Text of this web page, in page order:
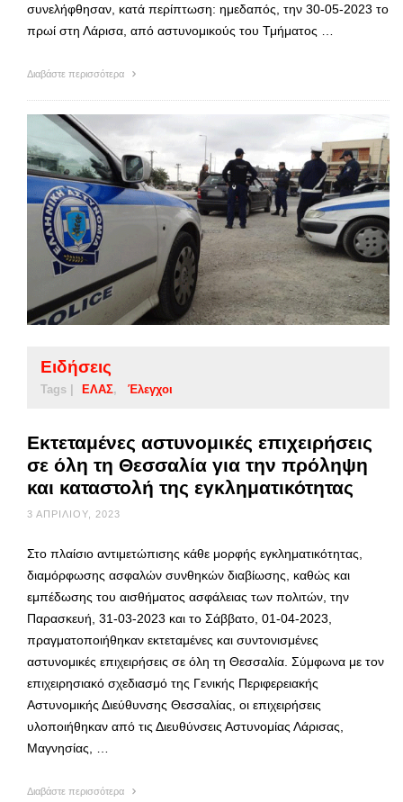
συνελήφθησαν, κατά περίπτωση: ημεδαπός, την 30-05-2023 το
πρωί στη Λάρισα, από αστυνομικούς του Τμήματος …
Διαβάστε περισσότερα
Ειδήσεις
Tags | ΕΛΑΣ Έλεγχοι
Εκτεταμένες αστυνομικές επιχειρήσεις
σε όλη τη Θεσσαλία για την πρόληψη
και καταστολή της εγκληματικότητας
3 ΑΠΡΙΛΊΟΥ, 2023
Στο πλαίσιο αντιμετώπισης κάθε μορφής εγκληματικότητας,
διαμόρφωσης ασφαλών συνθηκών διαβίωσης, καθώς και
εμπέδωσης του αισθήματος ασφάλειας των πολιτών, την
Παρασκευή, 31-03-2023 και το Σάββατο, 01-04-2023,
πραγματοποιήθηκαν εκτεταμένες και συντονισμένες
αστυνομικές επιχειρήσεις σε όλη τη Θεσσαλία. Σύμφωνα με τον
επιχειρησιακό σχεδιασμό της Γενικής Περιφερειακής
Αστυνομικής Διεύθυνσης Θεσσαλίας, οι επιχειρήσεις
υλοποιήθηκαν από τις Διευθύνσεις Αστυνομίας Λάρισας,
Μαγνησίας, …
Διαβάστε περισσότερα